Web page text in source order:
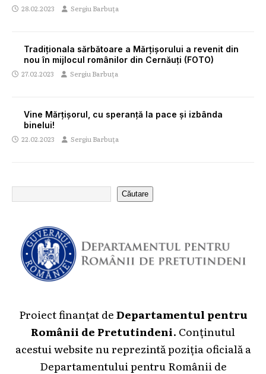
28.02.2023 Sergiu Barbuța
Tradiționala sărbătoare a Mărțișorului a revenit din
nou în mijlocul românilor din Cernăuți (FOTO)
27.02.2023 Sergiu Barbuța
Vine Mărțișorul, cu speranță la pace și izbânda
binelui!
22.02.2023 Sergiu Barbuța
Căutare
Proiect finanțat deDepartamentul pentru
Românii de Pretutindeni. Conținutul
acestui website nu reprezintă poziția oficială a
Departamentului pentru Românii de